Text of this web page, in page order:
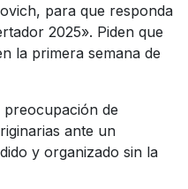
para que responda
2025». Piden que
la primera semana de
preocupación de
ante un
y organizado sin la